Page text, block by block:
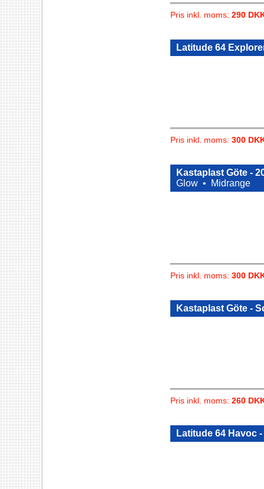
Pris inkl. moms: 290
Latitude 64
Pris inkl. moms: 300
Kastaplast Göte -
Glow •
Midrange
Pris inkl. moms: 300
Kastaplast Göte -
Pris inkl. moms: 260
Latitude 64 Havoc